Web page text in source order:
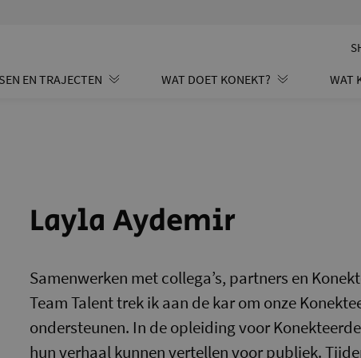
EN TRAJECTEN WAT DOET KONEKT? WAT
Layla Aydemir
Samenwerken met collega’s, partners en
Team Talent trek ik aan de kar om onze
ondersteunen. In de opleiding voor
hun verhaal kunnen vertellen voor publiek.